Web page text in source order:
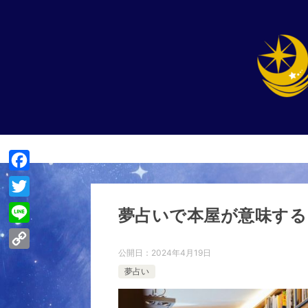
夢占いで本屋が意味す
公開日： 2024年4月19日
夢占い
F
a
c
e
T
w
i
L